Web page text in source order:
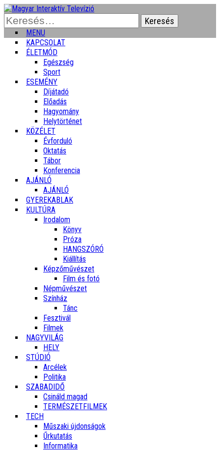
Keresés:
MENU
KAPCSOLAT
ÉLETMÓD
Egészség
Sport
ESEMÉNY
Díjátadó
Előadás
Hagyomány
Helytörténet
KÖZÉLET
Évforduló
Oktatás
Tábor
Konferencia
AJÁNLÓ
AJÁNLÓ
GYEREKABLAK
KULTÚRA
Irodalom
Könyv
Próza
HANGSZÓRÓ
Kiállítás
Képzőművészet
Film és fotó
Népművészet
Színház
Tánc
Fesztivál
Filmek
NAGYVILÁG
HELY
STÚDIÓ
Arcélek
Politika
SZABADIDŐ
Csináld magad
TERMÉSZETFILMEK
TECH
Műszaki újdonságok
Űrkutatás
Informatika